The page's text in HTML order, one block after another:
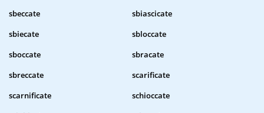
sbeccate
sbiascicate
sbiecate
sbloccate
sboccate
sbracate
sbreccate
scarificate
scarnificate
schioccate